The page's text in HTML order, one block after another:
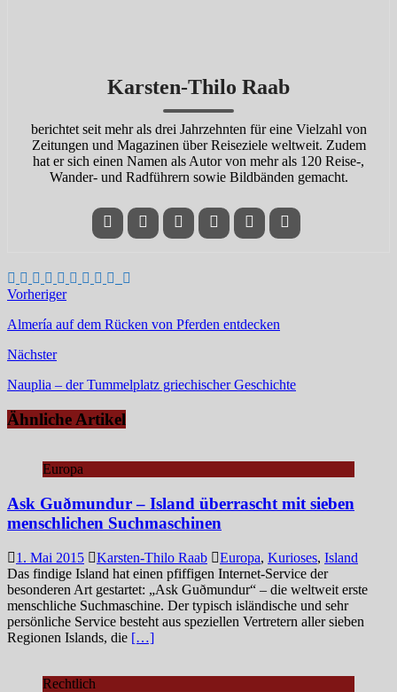
Karsten-Thilo Raab
berichtet seit mehr als drei Jahrzehnten für eine Vielzahl von
Zeitungen und Magazinen über Reiseziele weltweit. Zudem
hat er sich einen Namen als Autor von mehr als 120 Reise-,
Wander- und Radführern sowie Bildbänden gemacht.
Vorheriger
Almería auf dem Rücken von Pferden entdecken
Nächster
Nauplia – der Tummelplatz griechischer Geschichte
Ähnliche Artikel
Europa
Ask Guðmundur – Island überrascht mit sieben
menschlichen Suchmaschinen
1. Mai 2015 Karsten-Thilo Raab Europa, Kurioses, Island
Das findige Island hat einen pfiffigen Internet-Service der
besonderen Art gestartet: „Ask Guðmundur“ – die weltweit erste
menschliche Suchmaschine. Der typisch isländische und sehr
persönliche Service besteht aus speziellen Vertretern aller sieben
Regionen Islands, die […]
Rechtlich